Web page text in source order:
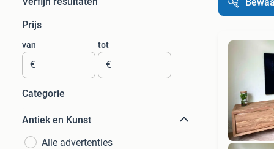
Prijs
van
€
tot
€
Categorie
Antiek en Kunst
Alle advertenties